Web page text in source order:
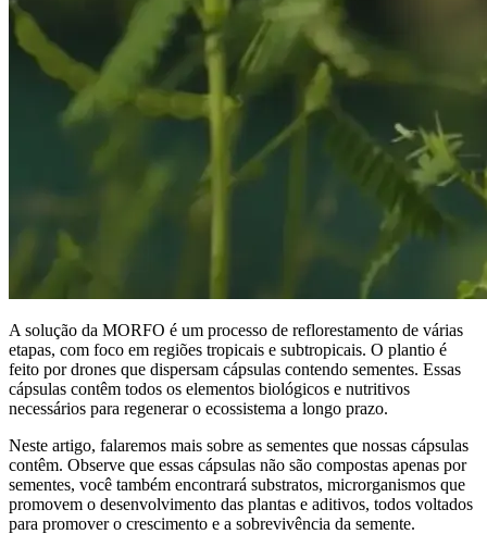
A solução da MORFO é um processo de reflorestamento de várias
etapas, com foco em regiões tropicais e subtropicais. O plantio é
feito por drones que dispersam cápsulas contendo sementes. Essas
cápsulas contêm todos os elementos biológicos e nutritivos
necessários para regenerar o ecossistema a longo prazo.
Neste artigo, falaremos mais sobre as sementes que nossas cápsulas
contêm. Observe que essas cápsulas não são compostas apenas por
sementes, você também encontrará substratos, microrganismos que
promovem o desenvolvimento das plantas e aditivos, todos voltados
para promover o crescimento e a sobrevivência da semente.